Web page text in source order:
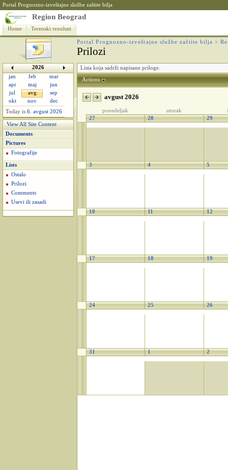
Portal Prognozno-izveštajne službe zaštite bilja
Region Beograd
Home Terenski rezultati
Portal Prognozno-izveštajne službe zaštite bilja >
Prilozi
2026
jan
feb
mar
apr
maj
jun
jul
avg
sep
okt
nov
dec
Today is 6. avgust 2026
View All Site Content
Documents
Pictures
Fotografije
Lists
Ostalo
Prilozi
Comments
Usevi ili zasadi
Lista koja sadrži napisane priloge.
Actions
avgust 2026
ponedeljak utorak
27
28 29
3 4 5
10 11 12
17 18 19
24 25 26
31 1 2